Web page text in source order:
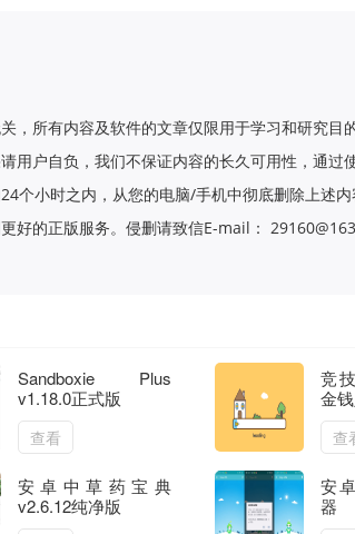
，所有内容及软件的文章仅限用于学习和研究目
用户自负，我们不保证内容的长久可用性，通过
个小时之内，从您的电脑/手机中彻底删除上述
好的正版服务。侵删请致信E-mail：
Sandboxie Plus
v1.18.0正式版
查看
竞
金
查
安卓中草药宝典
v2.6.12纯净版
安
器